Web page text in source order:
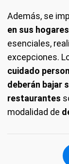
Además, se
en sus hogares
esenciales,
excepciones.
cuidado
deberán bajar
restaurantes
modalidad de